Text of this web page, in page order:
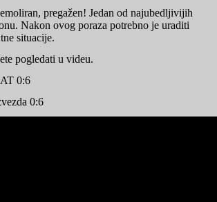
pregažen! Jedan od najubedljivijih
Nakon ovog poraza potrebno je uraditi
situacije.
pogledati u videu.
0:6
0:6